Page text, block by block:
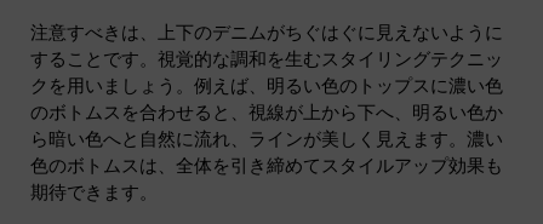
注意すべきは、上下のデニムがちぐはぐに見えないように
することです。視覚的な調和を生むスタイリングテクニッ
クを用いましょう。例えば、明るい色のトップスに濃い色
のボトムスを合わせると、視線が上から下へ、明るい色か
ら暗い色へと自然に流れ、ラインが美しく見えます。濃い
色のボトムスは、全体を引き締めてスタイルアップ効果も
期待できます。